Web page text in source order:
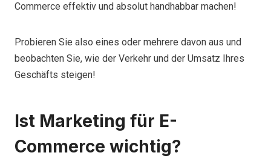
Commerce effektiv und absolut handhabbar machen!
Probieren Sie also eines oder mehrere davon aus und
beobachten Sie, wie der Verkehr und der Umsatz Ihres
Geschäfts steigen!
Ist Marketing für E-
Commerce wichtig?